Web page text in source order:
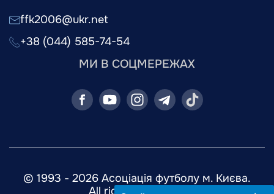
ffk2006@ukr.net
+38 (044) 585-74-54
МИ В СОЦМЕРЕЖАХ
© 1993 - 2026 Асоціація футболу м. Києва.
All rights reserved.